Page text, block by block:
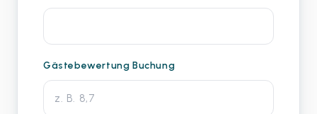
Gästebewertung Buchung